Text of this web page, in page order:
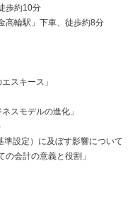
歩約10分
輪駅」下車、徒歩約8分
スキース」
スモデルの進化」
設定）に及ぼす影響について
意義と役割」